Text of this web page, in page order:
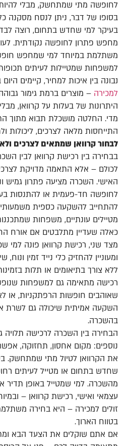
לחופשה מתי שמתחשק, מבלי להיות
בסופו של דבר, ניתן לנסח מסקנה
בעיקר למי שחדש בתחום, רוצה
מחפש פתרון לחופשה נקודתית.
משתלמת במיוחד למי שמחפש חופש
למשפחות שמטיילות לעיתים
נבונה בין איכות למחיר, קיימים
למכירה – מוצרים ברמת גימור
היתרונות של בעלות על קרוואן,
מדי. החלטה מושכלת תבוא מתוך
התייחסות מלאה לצרכים, ליכולות
לבחור קרוואן שמתאים לצרכים
בבחירה בין רכישת קרוואן לבין
לכולם – אלא התאמה מדויקת
האישי. השכרה מציעה פתרון גמיש
לחופשה חד-פעמית או להתנסות
להתחייב להשקעה כספית
מטיילים עונתיים, משפחות
כאלה שעדיין מתלבטים אם אורח
מצד שני, רכישת קרוואן פונה למי
ומעוניין להחזיק כלי נייד זמין
ללא צורך בתיאומים או תלות
רכישה מתאימה גם למשפחות
שאוהבים חופשות הרפתקניות, או
השקעה אמיתית שיכולה גם לשרת
בהשכרה.
הבחירה בין השכרה לרכישה תלויה
נוספים: מקום אחסון, תחזוקה,
את הקרוואן לטיול מתי שמתחשק.
שחדש בתחום או מטייל לעיתים
מהשכרה. למי שמטייל באופן תדיר
עצמאי ואישי, רכישת קרוואן –
זולים למכירה – היא בחירה
בטווח הארוך.
אם אתם שוקלים את הצעד הבא